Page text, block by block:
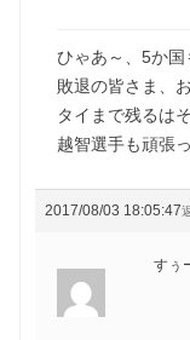
ひゃあ～、5か
敗退の皆さま、
タイまで残るは
越智選手も頑張
2017/08/03 18:05:47
すぅ